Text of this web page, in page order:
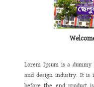
ওয়েবসাইটটিতে যে তথ্য ও
ফলে একদিকে আমরা
কাজে স্বচ্ছতা,
Lorem Ipsum is a
and design industry. It is